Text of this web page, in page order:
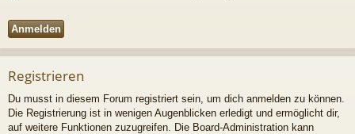
Registrieren
Du musst in diesem Forum registriert sein, um dich anmelden zu können.
Die Registrierung ist in wenigen Augenblicken erledigt und ermöglicht dir,
auf weitere Funktionen zuzugreifen. Die Board-Administration kann